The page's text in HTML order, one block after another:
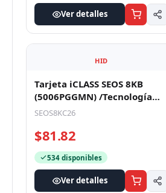
Ver detalles
HID
Tarjeta iCLASS SEOS 8KB
(5006PGGMN) /Tecnología
SEGURA, NO Clonable) /
SEOS8KC26
$81.82
534 disponibles
Ver detalles